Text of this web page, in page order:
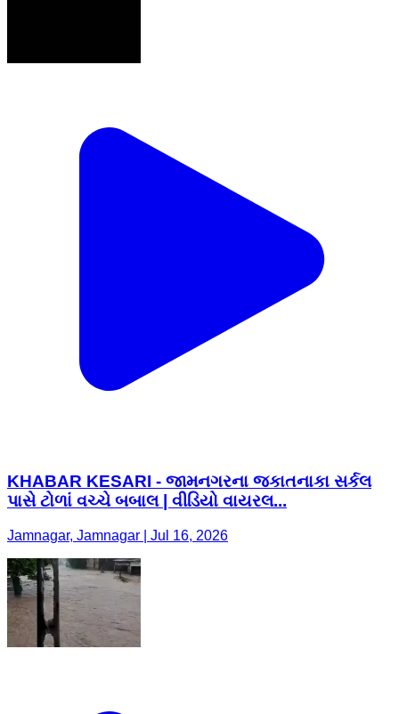
KHABAR KESARI - જામનગરના જકાતનાકા સર્કલ
પાસે ટોળાં વચ્ચે બબાલ | વીડિયો વાયરલ...
Jamnagar, Jamnagar | Jul 16, 2026